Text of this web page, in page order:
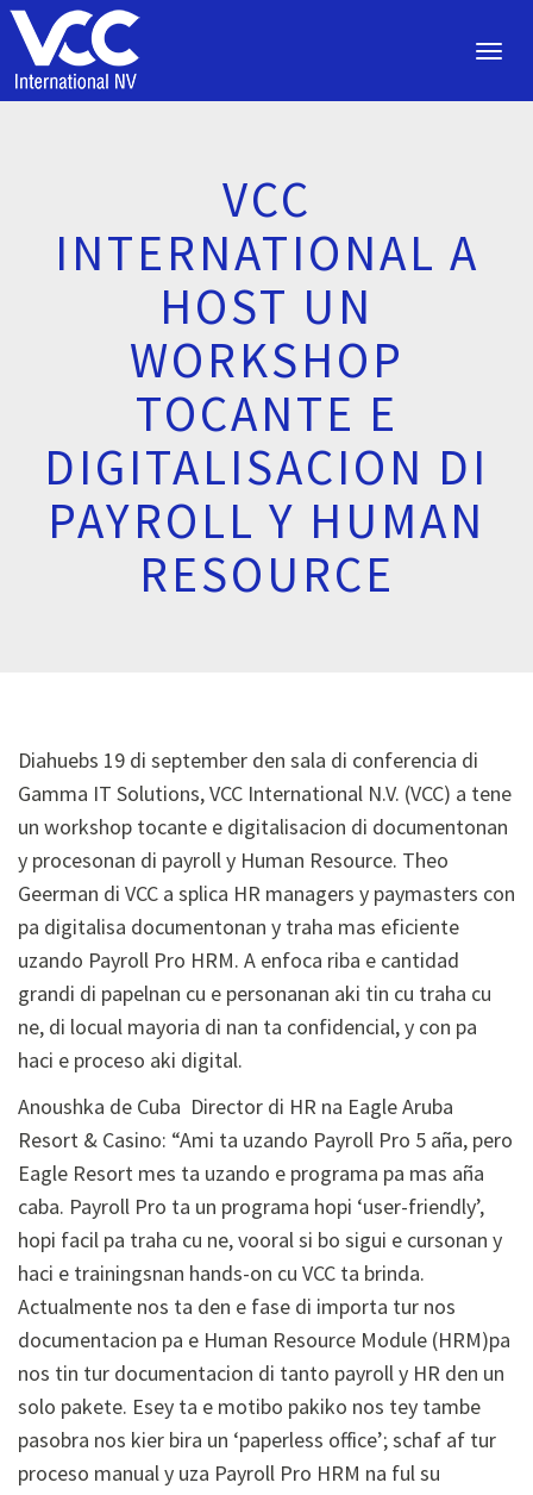
VCC
INTERNATIONAL A
HOST UN
WORKSHOP
TOCANTE E
DIGITALISACION DI
PAYROLL Y HUMAN
RESOURCE
Diahuebs 19 di september den sala di conferencia di
Gamma IT Solutions, VCC International N.V. (VCC) a tene
un workshop tocante e digitalisacion di documentonan
y procesonan di payroll y Human Resource. Theo
Geerman di VCC a splica HR managers y paymasters con
pa digitalisa documentonan y traha mas eficiente
uzando Payroll Pro HRM. A enfoca riba e cantidad
grandi di papelnan cu e personanan aki tin cu traha cu
ne, di locual mayoria di nan ta confidencial, y con pa
haci e proceso aki digital.
Anoushka de Cuba Director di HR na Eagle Aruba
Resort & Casino: “Ami ta uzando Payroll Pro 5 aña, pero
Eagle Resort mes ta uzando e programa pa mas aña
caba. Payroll Pro ta un programa hopi ‘user-friendly’,
hopi facil pa traha cu ne, vooral si bo sigui e cursonan y
haci e trainingsnan hands-on cu VCC ta brinda.
Actualmente nos ta den e fase di importa tur nos
documentacion pa e Human Resource Module (HRM)pa
nos tin tur documentacion di tanto payroll y HR den un
solo pakete. Esey ta e motibo pakiko nos tey tambe
pasobra nos kier bira un ‘paperless office’; schaf af tur
proceso manual y uza Payroll Pro HRM na ful su